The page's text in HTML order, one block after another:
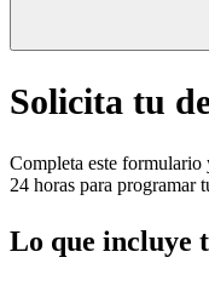
Solicita tu
Completa este formulario
24 horas para programar
Lo que incluye